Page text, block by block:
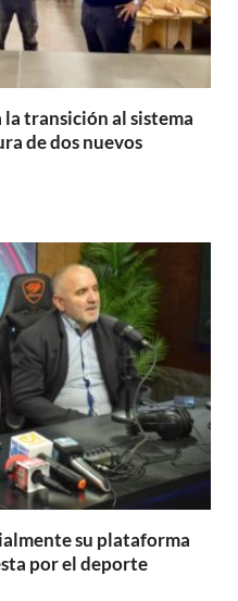
transición al sistema
de dos nuevos
su plataforma
por el deporte